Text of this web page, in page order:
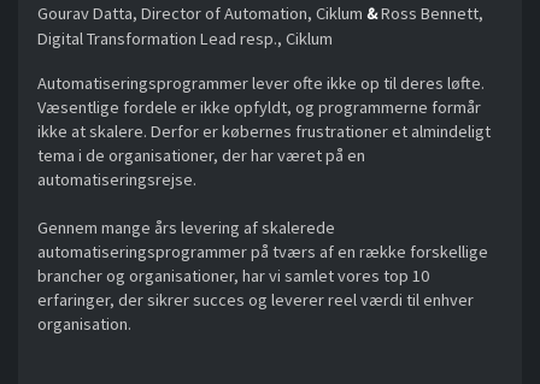
Gourav Datta, Director of Automation, Ciklum &Ross Bennett,
Digital Transformation Lead resp., Ciklum
Automatiseringsprogrammer lever ofte ikke op til deres løfte.
Væsentlige fordele er ikke opfyldt, og programmerne formår
ikke at skalere. Derfor er købernes frustrationer et almindeligt
tema i de organisationer, der har været på en
automatiseringsrejse.
Gennem mange års levering af skalerede
automatiseringsprogrammer på tværs af en række forskellige
brancher og organisationer, har vi samlet vores top 10
erfaringer, der sikrer succes og leverer reel værdi til enhver
organisation.